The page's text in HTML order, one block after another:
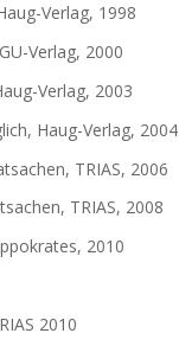
Verlag, 1998
Verlag, 2000
Verlag, 2003
Haug-Verlag, 2004
TRIAS, 2006
TRIAS, 2008
2010
2010